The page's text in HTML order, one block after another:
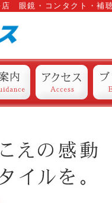
店 眼鏡・コンタクト・補
内 アクセス